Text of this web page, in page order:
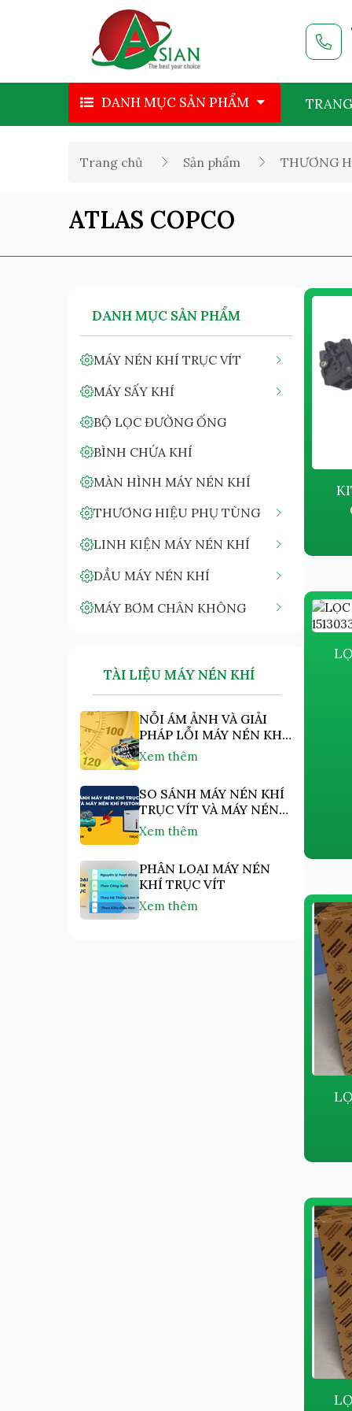
DANH MỤC SẢN PHẨM
Trang chủ Sản phẩm THƯƠNG
ATLAS COPCO
DANH MỤC SẢN PHẨM
MÁY NÉN KHÍ TRỤC VÍT
MÁY SẤY KHÍ
BỘ LỌC ĐƯỜNG ỐNG
BÌNH CHỨA KHÍ
MÀN HÌNH MÁY NÉN KHÍ
THƯƠNG HIỆU PHỤ TÙNG
LINH KIỆN MÁY NÉN KHÍ
DẦU MÁY NÉN KHÍ
MÁY BƠM CHÂN KHÔNG
TÀI LIỆU MÁY NÉN KHÍ
NỖI ÁM ẢNH VÀ GIẢI
PHÁP LỖI MÁY NÉN KHÍ
"NHIỆT ĐỘ CAO"
Xem thêm
SO SÁNH MÁY NÉN KHÍ
TRỤC VÍT VÀ MÁY NÉN
KHÍ PISTON
Xem thêm
PHÂN LOẠI MÁY NÉN
KHÍ TRỤC VÍT
Xem thêm